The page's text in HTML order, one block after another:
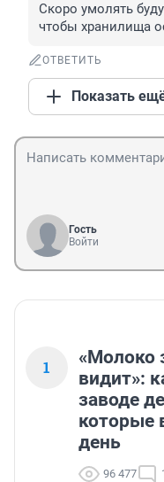
Скоро умолять
чтобы хранилища
ОТВЕТИТЬ
Показать
Гость
Войти
1
«Молоко
видит»:
заводе
которые
день
96 477